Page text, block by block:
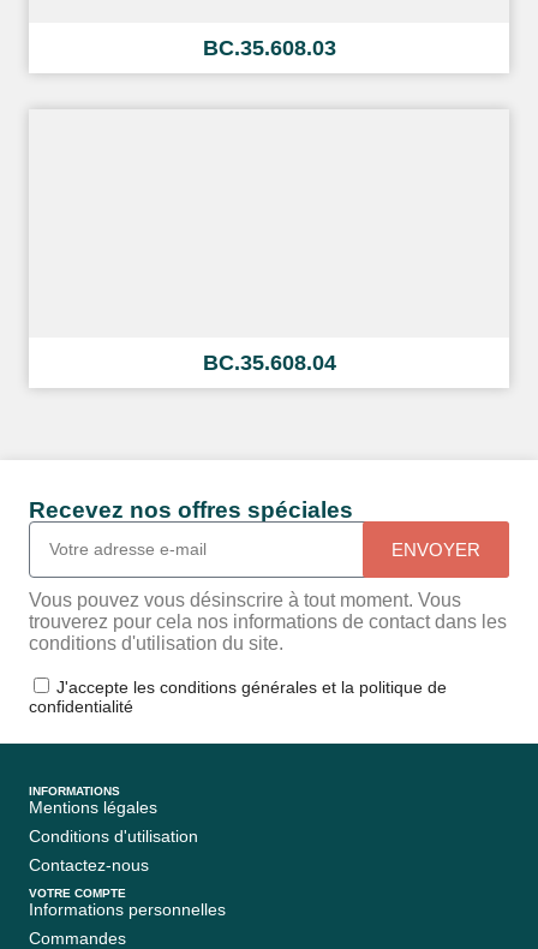
BC.35.608.03
BC.35.608.04
Recevez nos offres spéciales
Vous pouvez vous désinscrire à tout moment. Vous
trouverez pour cela nos informations de contact dans les
conditions d'utilisation du site.
J'accepte les conditions générales et la politique de
confidentialité
ENVOYER
INFORMATIONS
Mentions légales
Conditions d'utilisation
Contactez-nous
VOTRE COMPTE
Informations personnelles
Commandes